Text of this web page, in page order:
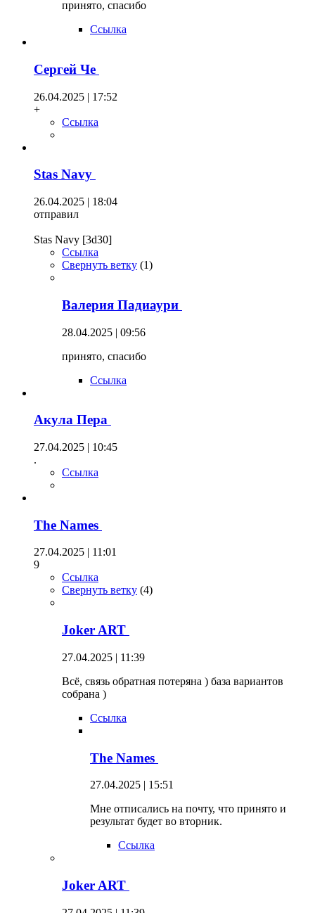
принято, спасибо
Ссылка
Сергей Че
26.04.2025 | 17:52
+
Ссылка
Stas Navy
26.04.2025 | 18:04
отправил
Stas Navy [3d30]
Ссылка
Свернуть ветку (1)
Валерия Падиаури
28.04.2025 | 09:56
принято, спасибо
Ссылка
Акула Пера
27.04.2025 | 10:45
.
Ссылка
The Names
27.04.2025 | 11:01
9
Ссылка
Свернуть ветку (4)
Joker ART
27.04.2025 | 11:39
Всё, связь обратная потеряна ) база вариантов
собрана )
Ссылка
The Names
27.04.2025 | 15:51
Мне отписались на почту, что принято и
результат будет во вторник.
Ссылка
Joker ART